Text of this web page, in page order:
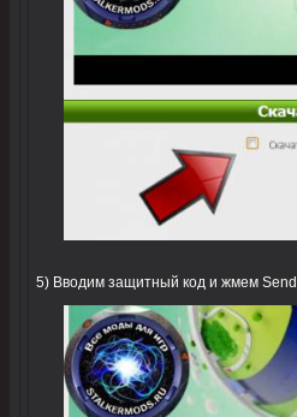
5) Вводим защитный код и жмем Send